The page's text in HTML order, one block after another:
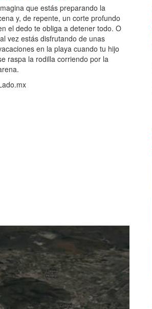
que estás preparando la
y, de repente, un corte profundo
el dedo te obliga a detener todo. O
vez estás disfrutando de unas
en la playa cuando tu hijo
raspa la rodilla corriendo por la